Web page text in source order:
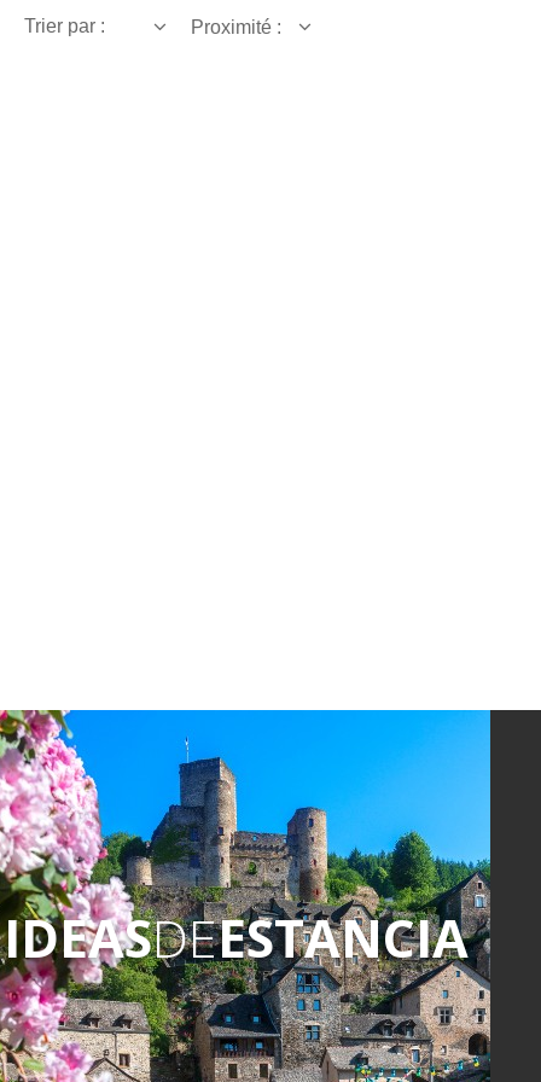
Trier par : Proximité :
IDEASDEESTANCIA